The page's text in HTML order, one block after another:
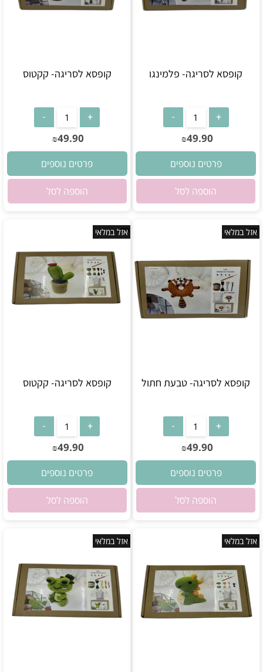
קופסא לסריגה- פלמינגו
₪49.90
פרטים נוספים
הוספה לסל
קופסא לסריגה- קקטוס
₪49.90
פרטים נוספים
הוספה לסל
אזל במלאי
קופסא לסריגה- טבעת חתול
₪49.90
פרטים נוספים
הוספה לסל
אזל במלאי
קופסא לסריגה- קקטוס
₪49.90
פרטים נוספים
הוספה לסל
אזל במלאי אזל במלאי